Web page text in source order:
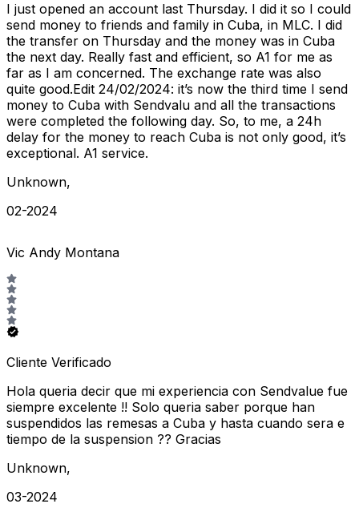
I just opened an account last Thursday. I did it so I could
send money to friends and family in Cuba, in MLC. I did
the transfer on Thursday and the money was in Cuba
the next day. Really fast and efficient, so A1 for me as
far as I am concerned. The exchange rate was also
quite good.Edit 24/02/2024: it’s now the third time I send
money to Cuba with Sendvalu and all the transactions
were completed the following day. So, to me, a 24h
delay for the money to reach Cuba is not only good, it’s
exceptional. A1 service.
Unknown,
02-2024
Vic Andy Montana
Cliente Verificado
Hola queria decir que mi experiencia con Sendvalue fue
siempre excelente !! Solo queria saber porque han
suspendidos las remesas a Cuba y hasta cuando sera e
tiempo de la suspension ?? Gracias
Unknown,
03-2024